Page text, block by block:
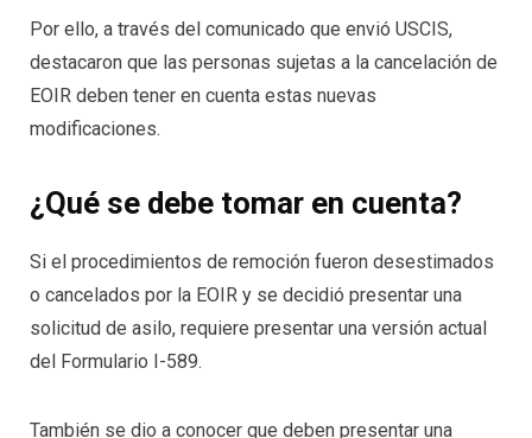
Por ello, a través del comunicado que envió USCIS,
destacaron que las personas sujetas a la cancelación de
EOIR deben tener en cuenta estas nuevas
modificaciones.
¿Qué se debe tomar en cuenta?
Si el procedimientos de remoción fueron desestimados
o cancelados por la EOIR y se decidió presentar una
solicitud de asilo, requiere presentar una versión actual
del Formulario I-589.
También se dio a conocer que deben presentar una